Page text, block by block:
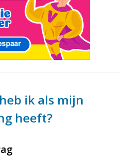
ik als mijn
heeft?